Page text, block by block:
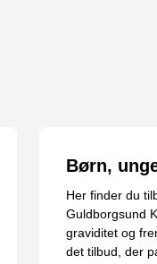
Børn,
Her finder du
Guldborgsund
graviditet og
det tilbud, der